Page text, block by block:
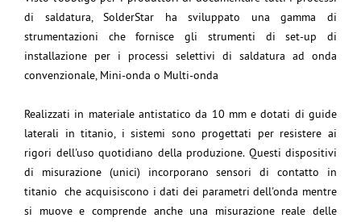
di saldatura, SolderStar ha sviluppato una gamma di
strumentazioni che fornisce gli strumenti di set-up di
installazione per i processi selettivi di saldatura ad onda
convenzionale, Mini-onda o Multi-onda
Realizzati in materiale antistatico da 10 mm e dotati di guide
laterali in titanio, i sistemi sono progettati per resistere ai
rigori dell'uso quotidiano della produzione. Questi dispositivi
di misurazione (unici) incorporano sensori di contatto in
titanio che acquisiscono i dati dei parametri dell'onda mentre
si muove e comprende anche una misurazione reale delle